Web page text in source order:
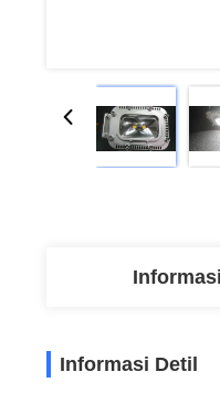
Informasi Detil